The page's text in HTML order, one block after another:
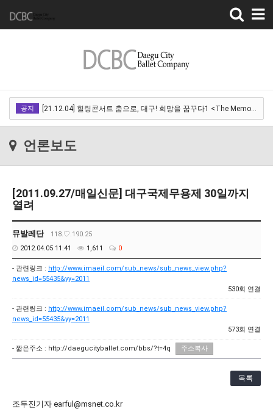
Toggle
navigation
공지 [21.12.04] 힐링콘서트 춤으로, 대구! 희망을 꿈꾸다1 <The Memory of …
[21.11.13] 호두까기인형 아양아트센터
[21.11.13] 호두까기인형 아양아트센터
[21.10.22-23] 대구국제오페라축제<아이다> 오페라하우스
언론보도
[2011.09.27/매일신문] 대구국제무용제 30일까지
열려
뮤발레단
118.♡.190.25
2012.04.05 11:41
1,611 0
- 관련링크 : http://www.imaeil.com/sub_news/sub_news_view.php?
news_id=55435&yy=2011
530회 연결
- 관련링크 : http://www.imaeil.com/sub_news/sub_news_view.php?
news_id=55435&yy=2011
573회 연결
- 짧은주소 : http://daegucityballet.com/bbs/?t=4q 주소복사
목록
조두진기자 earful@msnet.co.kr